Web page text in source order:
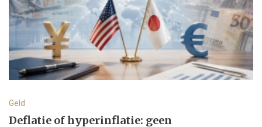
Geld
Deflatie of hyperinflatie: geen